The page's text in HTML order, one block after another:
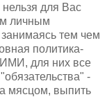
для Вас
личным
тем чем
политика-
для них все
-
мясцом, выпить